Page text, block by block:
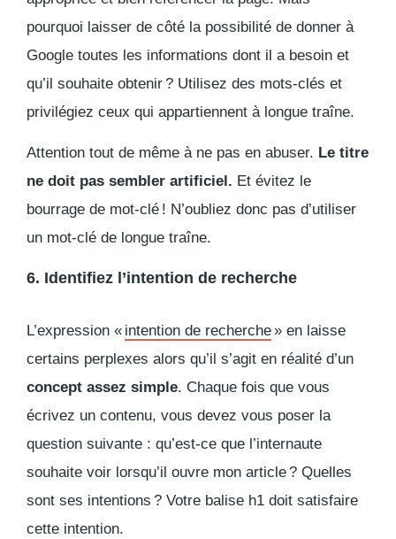
pourquoi laisser de côté la possibilité de donner à
Google toutes les informations dont il a besoin et
qu’il souhaite obtenir ? Utilisez des mots-clés et
privilégiez ceux qui appartiennent à longue traîne.
Attention tout de même à ne pas en abuser. Le titre
ne doit pas sembler artificiel. Et évitez le
bourrage de mot-clé ! N’oubliez donc pas d’utiliser
un mot-clé de longue traîne.
6. Identifiez l’intention de recherche
L’expression « intention de recherche» en laisse
certains perplexes alors qu’il s’agit en réalité d’un
concept assez simple. Chaque fois que vous
écrivez un contenu, vous devez vous poser la
question suivante : qu’est-ce que l’internaute
souhaite voir lorsqu’il ouvre mon article ? Quelles
sont ses intentions ? Votre balise h1 doit satisfaire
cette intention.